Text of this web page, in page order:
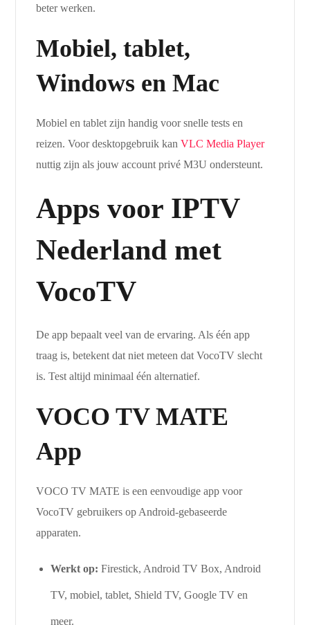
beter werken.
Mobiel, tablet,
Windows en Mac
Mobiel en tablet zijn handig voor snelle tests en
reizen. Voor desktopgebruik kanVLC Media Player
nuttig zijn als jouw account privé M3U ondersteunt.
Apps voor IPTV
Nederland met
VocoTV
De app bepaalt veel van de ervaring. Als één app
traag is, betekent dat niet meteen dat VocoTV slecht
is. Test altijd minimaal één alternatief.
VOCO TV MATE
App
VOCO TV MATE is een eenvoudige app voor
VocoTV gebruikers op Android-gebaseerde
apparaten.
Werkt op: Firestick, Android TV Box, Android
TV, mobiel, tablet, Shield TV, Google TV en
meer.